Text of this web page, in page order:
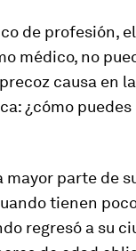
de profesión,
médico, no
causa en
¿cómo
mayor parte de
tienen
regresó a su